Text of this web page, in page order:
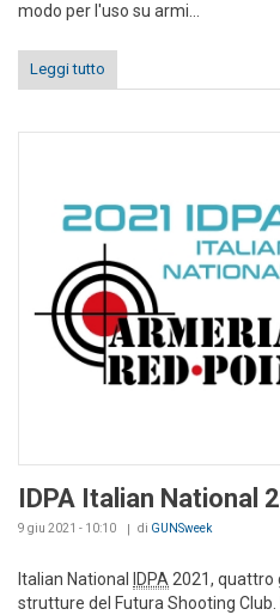
modo per l'uso su armi...
Leggi tutto
IDPA Italian National
9 giu 2021 - 10:10 di GUNSweek
Italian National IDPA 2021, quattro
strutture del Futura Shooting